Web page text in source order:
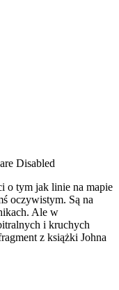
Disabled
o tym jak linie na mapie
oczywistym. Są na
Ale w
i kruchych
z książki Johna